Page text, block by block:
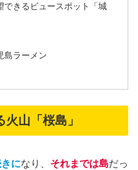
できるビュースポット「城
島ラーメン
山「桜島」
になり、 それまでは島だっ